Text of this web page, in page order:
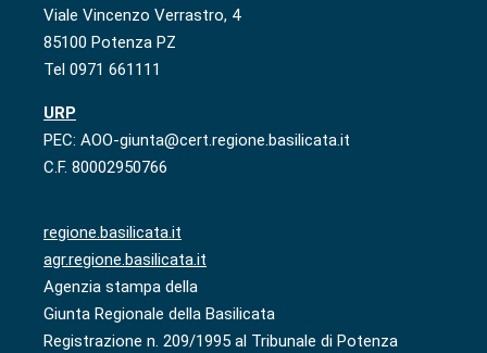
Viale Vincenzo Verrastro, 4
85100 Potenza PZ
Tel 0971 661111
URP
PEC: AOO-giunta@cert.regione.basilicata.it
C.F. 80002950766
regione.basilicata.it
agr.regione.basilicata.it
Agenzia stampa della
Giunta Regionale della Basilicata
Registrazione n. 209/1995 al Tribunale di Potenza